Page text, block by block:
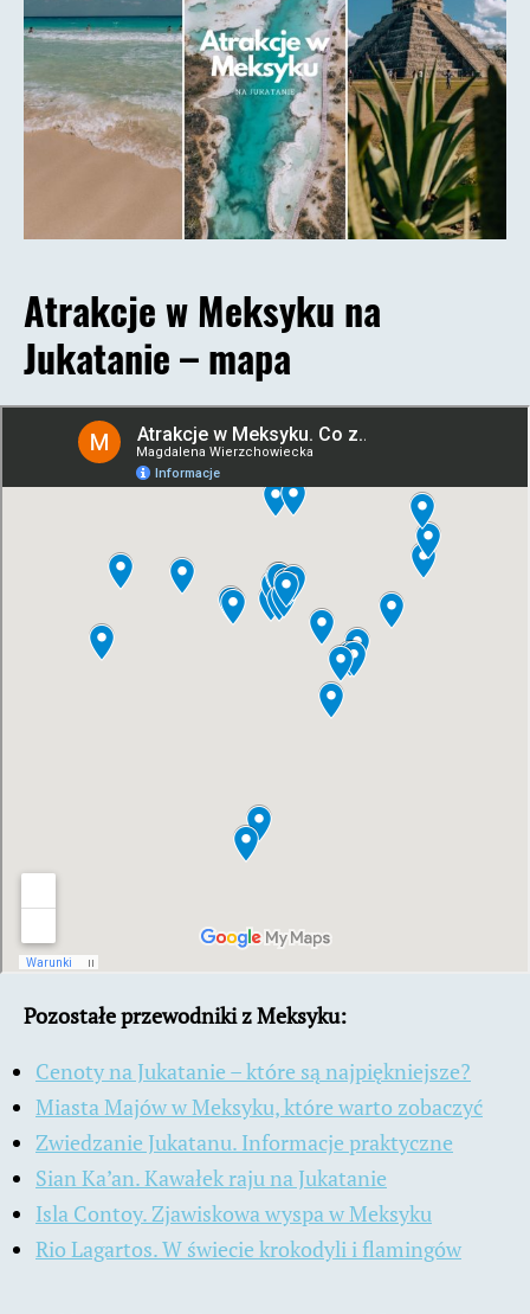
Atrakcje w Meksyku na
Jukatanie – mapa
Pozostałe przewodniki z Meksyku:
Cenoty na Jukatanie – które są najpiękniejsze?
Miasta Majów w Meksyku, które warto zobaczyć
Zwiedzanie Jukatanu. Informacje praktyczne
Sian Ka’an. Kawałek raju na Jukatanie
Isla Contoy. Zjawiskowa wyspa w Meksyku
Rio Lagartos. W świecie krokodyli i flamingów